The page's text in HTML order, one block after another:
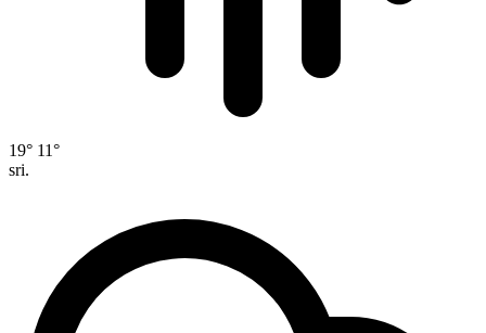
19° 11°
sri.